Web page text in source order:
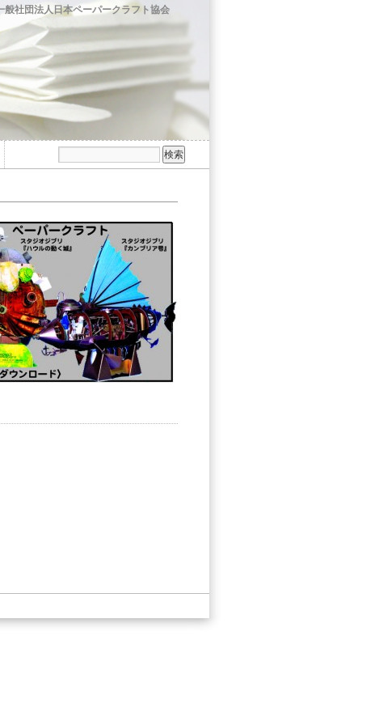
般社団法人日本ペーパークラフト協会